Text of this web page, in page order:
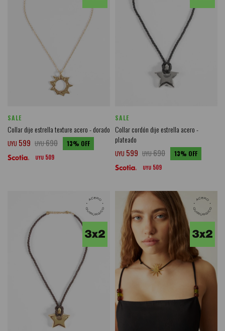
SALE
Collar dije estrella texture acero - dorado
UYU 599 UYU690 13
UYU 509
SALE
Collar cordón dije estrella acero -
plateado
UYU 599 UYU690 13
UYU 509